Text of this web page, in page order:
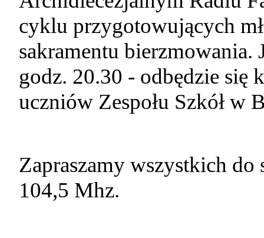
cyklu przygotowujących
sakramentu
godz. 20.30 - odbędzie się
uczniów Zespołu Szkół w
Zapraszamy wszystkich do
104,5 Mhz.